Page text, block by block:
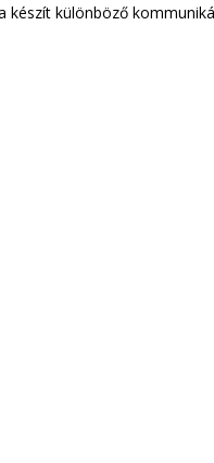
készít különböző